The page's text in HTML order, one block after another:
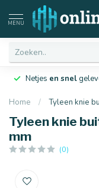
MENU
Netjes en snel
Home / Tyleen knie
Tyleen knie
mm
(0)